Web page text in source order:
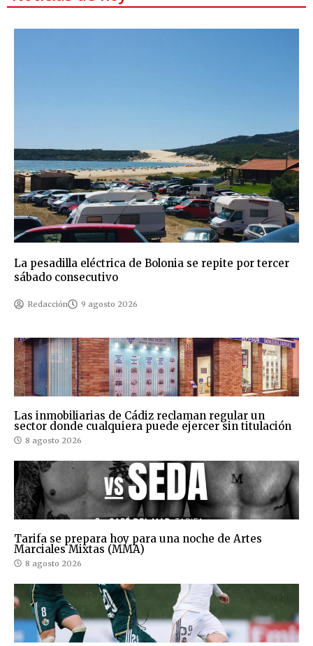
La pesadilla eléctrica de Bolonia se repite por tercer
sábado consecutivo
Redacción 9 agosto 2026
Las inmobiliarias de Cádiz reclaman regular un
sector donde cualquiera puede ejercer sin titulación
8 agosto 2026
Tarifa se prepara hoy para una noche de Artes
Marciales Mixtas (MMA)
8 agosto 2026